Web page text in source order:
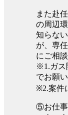
また赴
の周辺
知らな
が、専
にご相
※1.ガス
でお願
※2.案件
⑤お仕事